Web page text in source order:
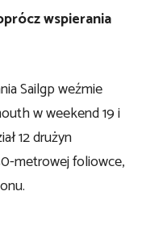
wspierania
Sailgp weźmie
w weekend 19 i
12 drużyn
metrowej foliowce,